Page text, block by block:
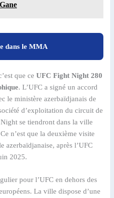
dans le MMA
que ceUFC Fight Night 280
. L’UFC a signé un accord
le ministère azerbaïdjanais de
d’exploitation du circuit de
se tiendront dans la ville
n’est que la deuxième visite
azerbaïdjanaise, après l’UFC
2025.
pour l’UFC en dehors des
La ville dispose d’une